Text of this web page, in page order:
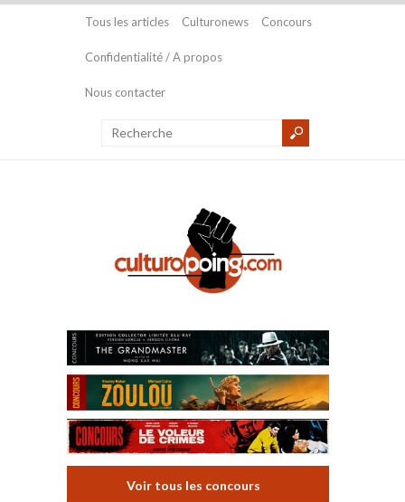
Tous les articles Culturonews Concours
Confidentialité / A propos
Nous contacter
Voir tous les concours